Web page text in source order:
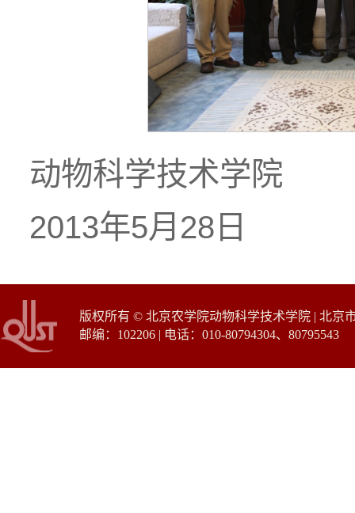
动物科学技术学院
2013年5月28日
版权所有 © 北京农学院动物科学技术学院 | 北京
邮编：102206 | 电话：010-80794304、80795543